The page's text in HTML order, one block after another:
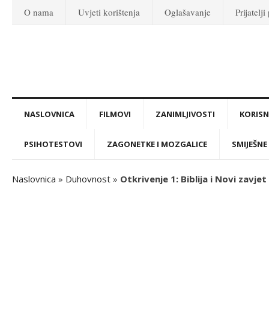
O nama Uvjeti korištenja Oglašavanje Prijatelji
NASLOVNICA FILMOVI ZANIMLJIVOSTI
PSIHOTESTOVI ZAGONETKE I MOZGALICE
Naslovnica » Duhovnost » Otkrivenje 1: Biblija i Novi zavjet